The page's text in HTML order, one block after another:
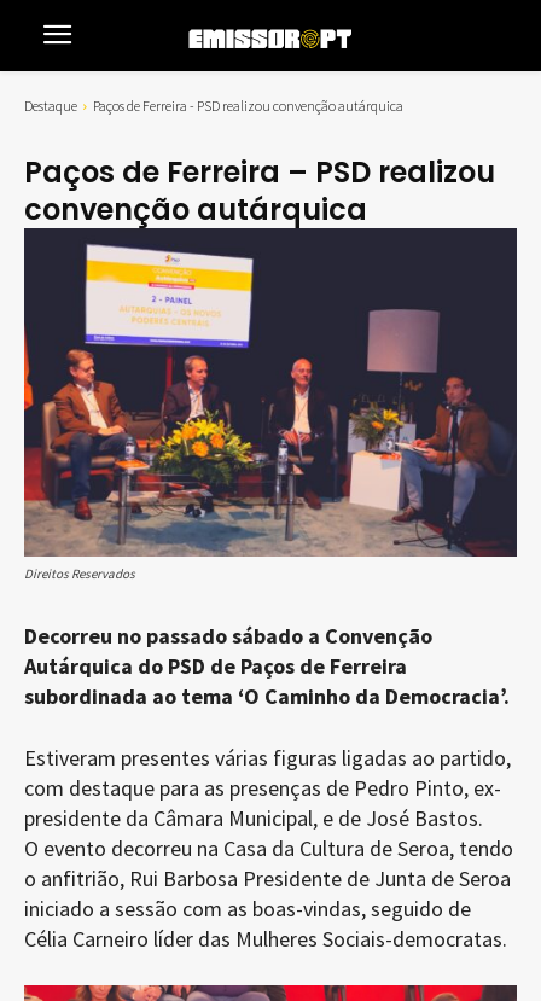
Destaque Paços de Ferreira - PSD realizou convenção autárquica
Paços de Ferreira – PSD realizou
convenção autárquica
Direitos Reservados
Decorreu no passado sábado a Convenção
Autárquica do PSD de Paços de Ferreira
subordinada ao tema ‘O Caminho da Democracia’.
Estiveram presentes várias figuras ligadas ao partido,
com destaque para as presenças de Pedro Pinto, ex-
presidente da Câmara Municipal, e de José Bastos.
O evento decorreu na Casa da Cultura de Seroa, tendo
o anfitrião, Rui Barbosa Presidente de Junta de Seroa
iniciado a sessão com as boas-vindas, seguido de
Célia Carneiro líder das Mulheres Sociais-democratas.